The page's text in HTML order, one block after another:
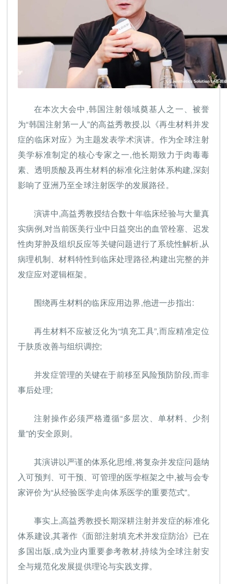
在本次大会中,韩国注射领域奠基人之一、被誉
为“韩国注射第一人”的高益秀教授,以《再生材料并发
症的临床对应》为主题发表学术演讲。作为全球注射
美学标准制定的核心专家之一,他长期致力于肉毒毒
素、透明质酸及再生材料的标准化注射体系构建,深刻
影响了亚洲乃至全球注射医学的发展路径。
演讲中,高益秀教授结合数十年临床经验与大量真
实病例,对当前医美行业中日益突出的血管栓塞、迟发
性肉芽肿及组织反应等关键问题进行了系统性解析,从
病理机制、材料特性到临床处理路径,构建出完整的并
发症应对逻辑框架。
围绕再生材料的临床应用边界,他进一步指出:
再生材料不应被泛化为“填充工具”,而应精准定位
于肤质改善与组织调控;
并发症管理的关键在于前移至风险预防阶段,而非
事后处理;
注射操作必须严格遵循“多层次、单材料、少剂
量”的安全原则。
其演讲以严谨的体系化思维,将复杂并发症问题纳
入可预判、可干预、可管理的医学框架之中,被与会专
家评价为“从经验医学走向体系医学的重要范式”。
事实上,高益秀教授长期深耕注射并发症的标准化
体系建设,其著作《面部注射填充术并发症防治》已在
多国出版,成为业内重要参考教材,持续为全球注射安
全与规范化发展提供理论与实践支撑。